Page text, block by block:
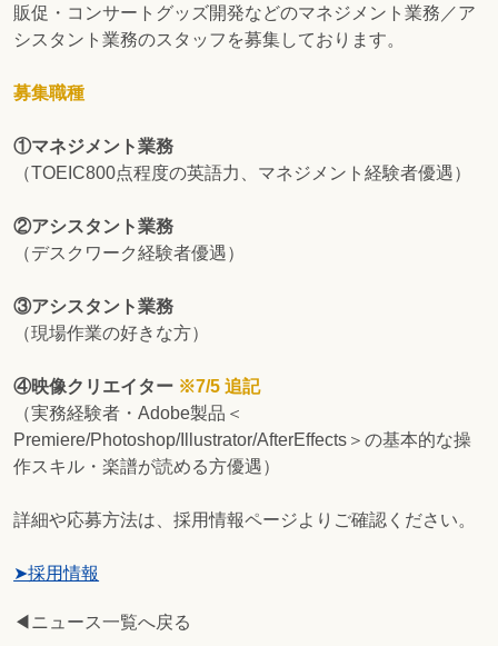
販促・コンサートグッズ開発などのマネジメント業務／ア
シスタント業務のスタッフを募集しております。
募集職種
①マネジメント業務
（TOEIC800点程度の英語力、マネジメント経験者優遇）
②アシスタント業務
（デスクワーク経験者優遇）
③アシスタント業務
（現場作業の好きな方）
④映像クリエイター ※7/5 追記
（実務経験者・Adobe製品＜
Premiere/Photoshop/Illustrator/AfterEffects＞の基本的な操
作スキル・楽譜が読める方優遇）
詳細や応募方法は、採用情報ページよりご確認ください。
➤採用情報
◀ニュース一覧へ戻る